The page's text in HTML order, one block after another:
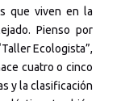
que viven en la
Pienso por
Ecologista”,
cuatro o cinco
y la clasificación